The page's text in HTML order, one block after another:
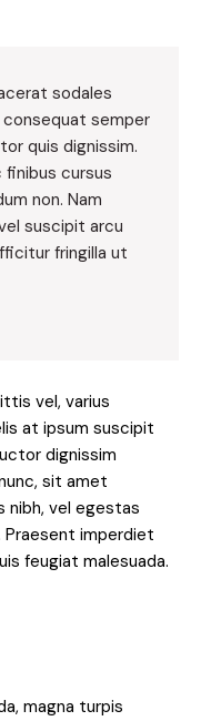
sodales
semper
quis dignissim.
cursus
non. Nam
suscipit arcu
fringilla ut
vel, varius
at ipsum suscipit
dignissim
sit amet
nibh, vel egestas
Praesent imperdiet
feugiat malesuada.
magna turpis